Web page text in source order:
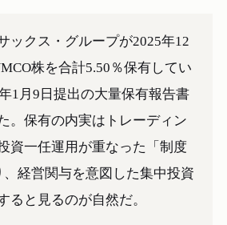
ックス・グループが2025年12
株を合計5.50％保有してい
1月9日提出の大量保有報告書
。保有の内実はトレーディン
資一任運用が重なった「制度
経営関与を意図した集中投資
ると見るのが自然だ。